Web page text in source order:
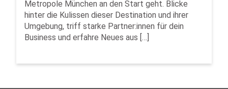
Metropole München an den Start geht. Blicke
hinter die Kulissen dieser Destination und ihrer
Umgebung, triff starke Partner:innen für dein
Business und erfahre Neues aus […]